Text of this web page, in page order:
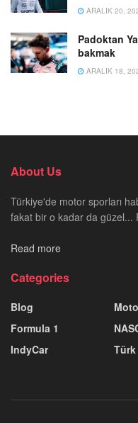
ARALIK 20,
Padoktan
bakmak
ARALIK 18,
About Us
Türkiye'de motor sporları
fakat bir o kadar da güzel...
Read more
Categories
Blog
Formula 1
IndyCar